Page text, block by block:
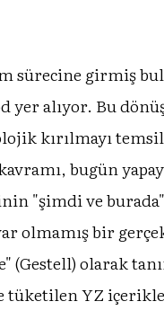
sürecine girmiş
yer alıyor. Bu
kırılmayı
bugün yapay
"şimdi ve
olmamış bir
olarak
tüketilen YZ